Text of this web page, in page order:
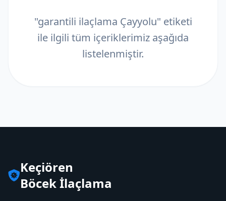
"garantili ilaçlama Çayyolu" etiketi
ile ilgili tüm içeriklerimiz aşağıda
listelenmiştir.
Keçiören
Böcek İlaçlama